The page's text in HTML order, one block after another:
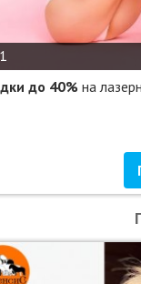
1
до 40% на